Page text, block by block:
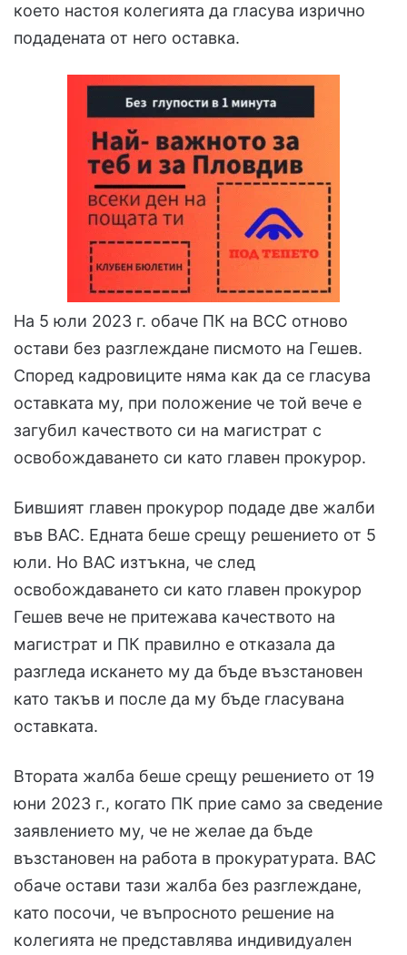
което настоя колегията да гласува изрично
подадената от него оставка.
На 5 юли 2023 г. обаче ПК на ВСС отново
остави без разглеждане писмото на Гешев.
Според кадровиците няма как да се гласува
оставката му, при положение че той вече е
загубил качеството си на магистрат с
освобождаването си като главен прокурор.
Бившият главен прокурор подаде две жалби
във ВАС. Едната беше срещу решението от 5
юли. Но ВАС изтъкна, че след
освобождаването си като главен прокурор
Гешев вече не притежава качеството на
магистрат и ПК правилно е отказала да
разгледа искането му да бъде възстановен
като такъв и после да му бъде гласувана
оставката.
Втората жалба беше срещу решението от 19
юни 2023 г., когато ПК прие само за сведение
заявлението му, че не желае да бъде
възстановен на работа в прокуратурата. ВАС
обаче остави тази жалба без разглеждане,
като посочи, че въпросното решение на
колегията не представлява индивидуален